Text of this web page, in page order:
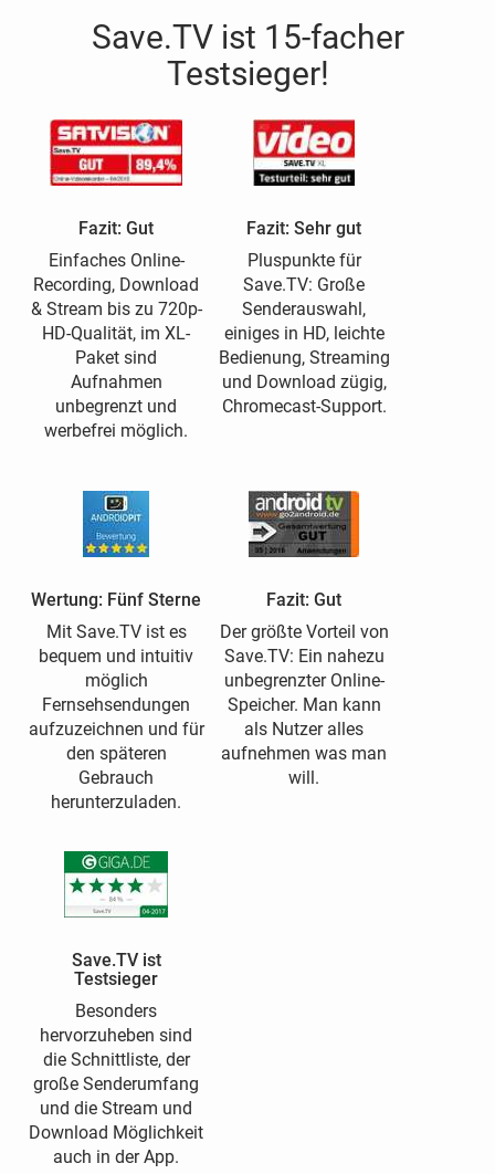
Save.TV ist 15-facher
Testsieger!
Fazit: Gut
Einfaches Online-
Recording, Download
& Stream bis zu 720p-
HD-Qualität, im XL-
Paket sind
Aufnahmen
unbegrenzt und
werbefrei möglich.
Fazit: Sehr gut
Pluspunkte für
Save.TV: Große
Senderauswahl,
einiges in HD, leichte
Bedienung, Streaming
und Download zügig,
Chromecast-Support.
Wertung: Fünf Sterne
Mit Save.TV ist es
bequem und intuitiv
möglich
Fernsehsendungen
aufzuzeichnen und für
den späteren
Gebrauch
herunterzuladen.
Fazit: Gut
Der größte Vorteil von
Save.TV: Ein nahezu
unbegrenzter Online-
Speicher. Man kann
als Nutzer alles
aufnehmen was man
will.
Save.TV ist
Testsieger
Besonders
hervorzuheben sind
die Schnittliste, der
große Senderumfang
und die Stream und
Download Möglichkeit
auch in der App.